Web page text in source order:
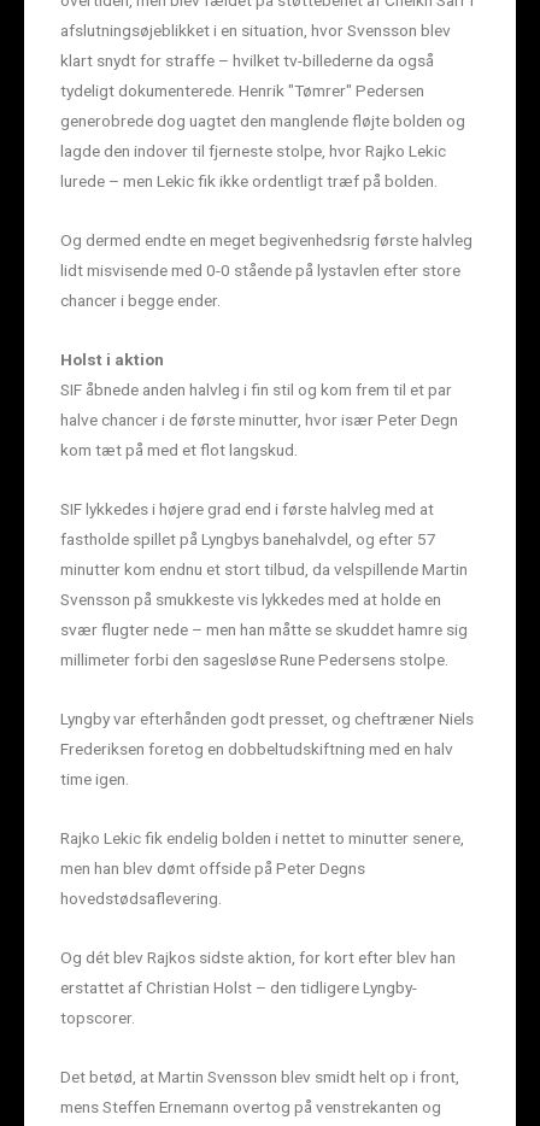
afslutningsøjeblikket i en situation, hvor Svensson blev
klart snydt for straffe – hvilket tv-billederne da også
tydeligt dokumenterede. Henrik "Tømrer" Pedersen
generobrede dog uagtet den manglende fløjte bolden og
lagde den indover til fjerneste stolpe, hvor Rajko Lekic
lurede – men Lekic fik ikke ordentligt træf på bolden.
Og dermed endte en meget begivenhedsrig første halvleg
lidt misvisende med 0-0 stående på lystavlen efter store
chancer i begge ender.
Holst i aktion
SIF åbnede anden halvleg i fin stil og kom frem til et par
halve chancer i de første minutter, hvor især Peter Degn
kom tæt på med et flot langskud.
SIF lykkedes i højere grad end i første halvleg med at
fastholde spillet på Lyngbys banehalvdel, og efter 57
minutter kom endnu et stort tilbud, da velspillende Martin
Svensson på smukkeste vis lykkedes med at holde en
svær flugter nede – men han måtte se skuddet hamre sig
millimeter forbi den sagesløse Rune Pedersens stolpe.
Lyngby var efterhånden godt presset, og cheftræner Niels
Frederiksen foretog en dobbeltudskiftning med en halv
time igen.
Rajko Lekic fik endelig bolden i nettet to minutter senere,
men han blev dømt offside på Peter Degns
hovedstødsaflevering.
Og dét blev Rajkos sidste aktion, for kort efter blev han
erstattet af Christian Holst – den tidligere Lyngby-
topscorer.
Det betød, at Martin Svensson blev smidt helt op i front,
mens Steffen Ernemann overtog på venstrekanten og